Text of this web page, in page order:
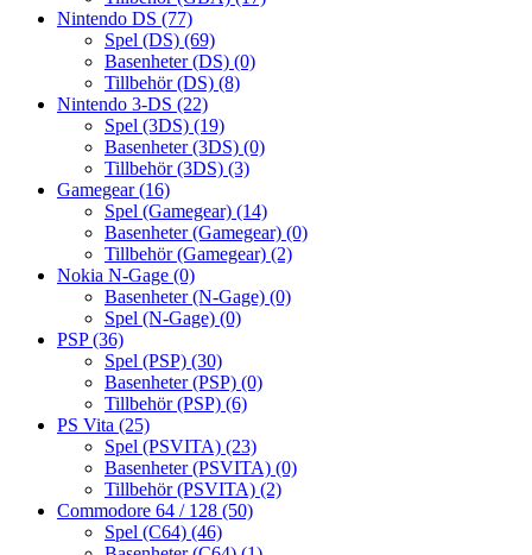
Nintendo DS (77)
Spel (DS) (69)
Basenheter (DS) (0)
Tillbehör (DS) (8)
Nintendo 3-DS (22)
Spel (3DS) (19)
Basenheter (3DS) (0)
Tillbehör (3DS) (3)
Gamegear(16)
Spel (Gamegear) (14)
Basenheter (Gamegear) (0)
Tillbehör (Gamegear) (2)
Nokia N-Gage (0)
Basenheter (N-Gage) (0)
Spel (N-Gage) (0)
PSP(36)
Spel (PSP) (30)
Basenheter (PSP) (0)
Tillbehör (PSP) (6)
PS Vita (25)
Spel (PSVITA) (23)
Basenheter (PSVITA) (0)
Tillbehör (PSVITA) (2)
Commodore 64 / 128 (50)
Spel (C64) (46)